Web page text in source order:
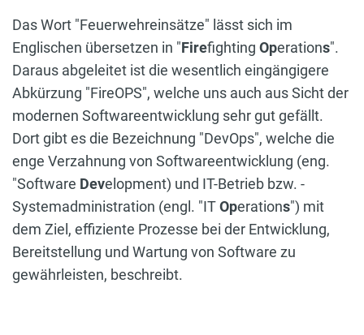
Das Wort "Feuerwehreinsätze" lässt sich im
Englischen übersetzen in "Firefighting Operations".
Daraus abgeleitet ist die wesentlich eingängigere
Abkürzung "FireOPS", welche uns auch aus Sicht der
modernen Softwareentwicklung sehr gut gefällt.
Dort gibt es die Bezeichnung "DevOps", welche die
enge Verzahnung von Softwareentwicklung (eng.
"Software Development) und IT-Betrieb bzw. -
Systemadministration (engl. "ITOperations") mit
dem Ziel, effiziente Prozesse bei der Entwicklung,
Bereitstellung und Wartung von Software zu
gewährleisten, beschreibt.